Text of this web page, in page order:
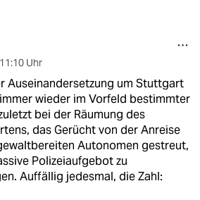
11:10 Uhr
Auseinandersetzung um Stuttgart
wieder im Vorfeld bestimmter
bei der Räumung des
das Gerücht von der Anreise
Autonomen gestreut,
Polizeiaufgebot zu
Auffällig jedesmal, die Zahl: